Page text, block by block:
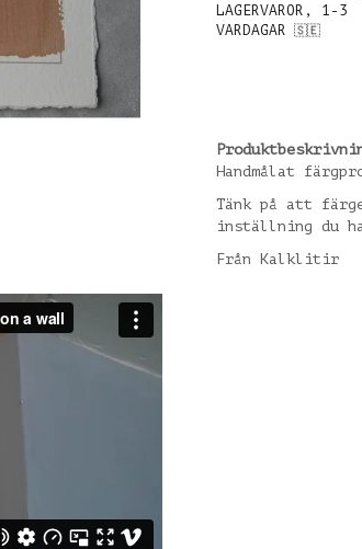
LAGERVAROR, 1-3
VARDAGAR
🇸🇪
Handmålat
Tänk på att
inställning du
Från Kalklitir